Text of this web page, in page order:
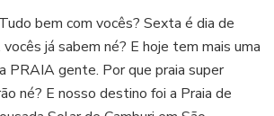
bem com vocês? Sexta é dia de
já sabem né? E hoje tem mais uma
PRAIA gente. Por que praia super
né? E nosso destino foi a Praia de